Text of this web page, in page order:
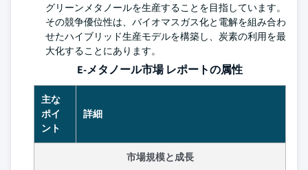
グリーンメタノールを生産することを目指しています。
その競争優位性は、バイオマスガス化と電解を組み合わ
せたハイブリッド生産モデルを構築し、炭素の利用を最
大化することにあります。
E-メタノール市場 レポートの属性
主な
ポイ
ント
詳細
市場規模と成長